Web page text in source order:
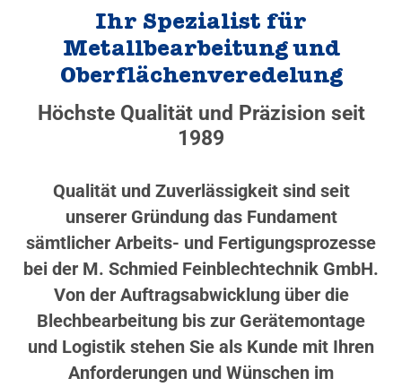
Ihr Spezialist für
Metallbearbeitung und
Oberflächenveredelung
Höchste Qualität und Präzision seit
1989
Qualität und Zuverlässigkeit sind seit
unserer Gründung das Fundament
sämtlicher Arbeits- und Fertigungsprozesse
bei der M. Schmied Feinblechtechnik GmbH.
Von der Auftragsabwicklung über die
Blechbearbeitung bis zur Gerätemontage
und Logistik stehen Sie als Kunde mit Ihren
Anforderungen und Wünschen im